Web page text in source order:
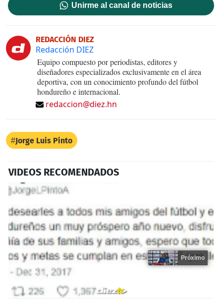
Unirme al canal de noticias
REDACCIÓN DIEZ
Redacción DIEZ
Equipo compuesto por periodistas, editores y
diseñadores especializados exclusivamente en el área
deportiva, con un conocimiento profundo del fútbol
hondureño e internacional.
redaccion@diez.hn
Jorge Luis Pinto
VIDEOS RECOMENDADOS
Próximo